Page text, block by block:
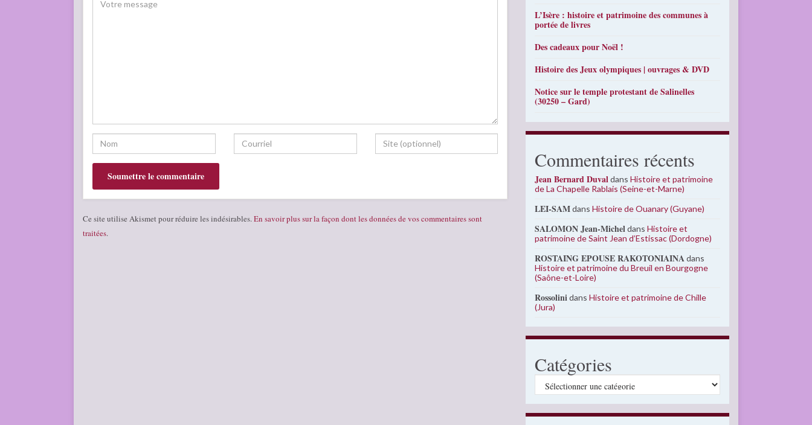
Ce site utilise Akismet pour réduire les indésirables. En savoir plus sur la façon dont les données de vos commentaires sont
traitées.
L’Isère : histoire et patrimoine des communes à
portée de livres
Des cadeaux pour Noël !
Histoire des Jeux olympiques | ouvrages & DVD
Notice sur le temple protestant de Salinelles
(30250 – Gard)
Commentaires récents
Jean Bernard DuvaldansHistoire et patrimoine
de La Chapelle Rablais (Seine-et-Marne)
LEI-SAMdansHistoire de Ouanary (Guyane)
SALOMON Jean-MicheldansHistoire et
patrimoine de Saint Jean d’Estissac (Dordogne)
ROSTAING EPOUSE RAKOTONIAINAdans
Histoire et patrimoine du Breuil en Bourgogne
(Saône-et-Loire)
RossolinidansHistoire et patrimoine de Chille
(Jura)
Catégories
Catégories